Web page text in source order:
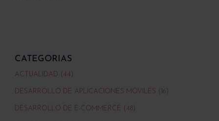
CATEGORIAS
ACTUALIDAD (44)
DESARROLLO DE APLICACIONES MÓVILES (16)
DESARROLLO DE E-COMMERCE (48)